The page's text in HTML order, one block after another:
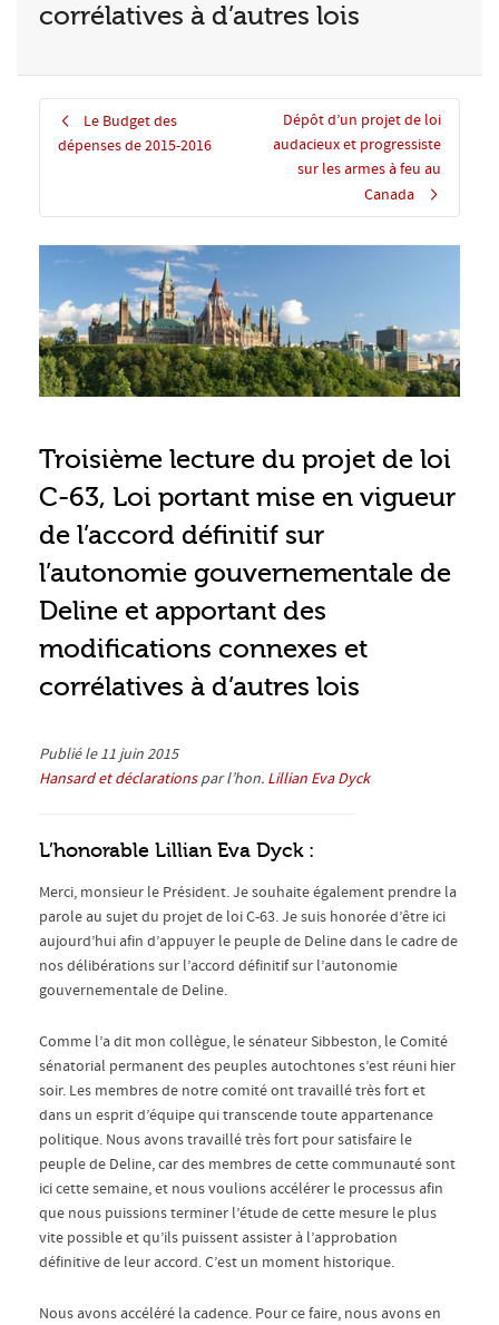
corrélatives à d’autres lois
Le Budget des
dépenses de 2015-2016
Dépôt d’un projet de loi
audacieux et progressiste
sur les armes à feu au
Canada
Troisième lecture du projet de loi
C-63, Loi portant mise en vigueur
de l’accord définitif sur
l’autonomie gouvernementale de
Deline et apportant des
modifications connexes et
corrélatives à d’autres lois
Publié le 11 juin 2015
Hansard et déclarationspar l’hon. Lillian Eva Dyck
L’honorable Lillian Eva Dyck :
Merci, monsieur le Président. Je souhaite également prendre la
parole au sujet du projet de loi C-63. Je suis honorée d’être ici
aujourd’hui afin d’appuyer le peuple de Deline dans le cadre de
nos délibérations sur l’accord définitif sur l’autonomie
gouvernementale de Deline.
Comme l’a dit mon collègue, le sénateur Sibbeston, le Comité
sénatorial permanent des peuples autochtones s’est réuni hier
soir. Les membres de notre comité ont travaillé très fort et
dans un esprit d’équipe qui transcende toute appartenance
politique. Nous avons travaillé très fort pour satisfaire le
peuple de Deline, car des membres de cette communauté sont
ici cette semaine, et nous voulions accélérer le processus afin
que nous puissions terminer l’étude de cette mesure le plus
vite possible et qu’ils puissent assister à l’approbation
définitive de leur accord. C’est un moment historique.
Nous avons accéléré la cadence. Pour ce faire, nous avons en